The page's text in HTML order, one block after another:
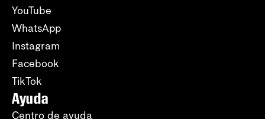
YouTube
WhatsApp
Instagram
Facebook
TikTok
Ayuda
Centro de ayuda